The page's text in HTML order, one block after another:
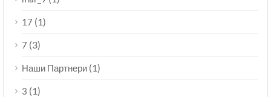
17 (1)
7 (3)
Наши Партнери (1)
3 (1)